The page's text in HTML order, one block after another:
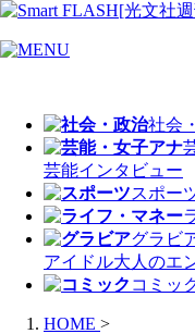
社会
芸能インタビュー
スポー
グラビ
アイドル大人のエ
コミッ
HOME >